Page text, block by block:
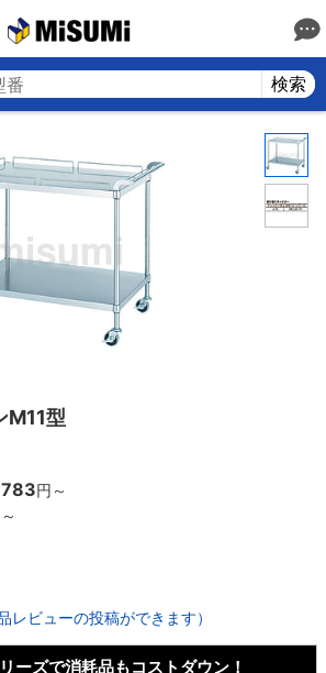
検索
M11型
円 ～
～
レビューの投稿ができます）
ーズで消耗品もコストダウン！